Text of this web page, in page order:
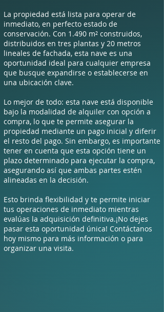
La propiedad está lista para operar de
inmediato, en perfecto estado de
conservación. Con 1.490 m² construidos,
distribuidos en tres plantas y 20 metros
lineales de fachada, esta nave es una
oportunidad ideal para cualquier empresa
que busque expandirse o establecerse en
una ubicación clave.
Lo mejor de todo: esta nave está disponible
bajo la modalidad de alquiler con opción a
compra, lo que te permite asegurar la
propiedad mediante un pago inicial y diferir
el resto del pago. Sin embargo, es importante
tener en cuenta que esta opción tiene un
plazo determinado para ejecutar la compra,
asegurando así que ambas partes estén
alineadas en la decisión.
Esto brinda flexibilidad y te permite iniciar
tus operaciones de inmediato mientras
evalúas la adquisición definitiva.¡No dejes
pasar esta oportunidad única! Contáctanos
hoy mismo para más información o para
organizar una visita.